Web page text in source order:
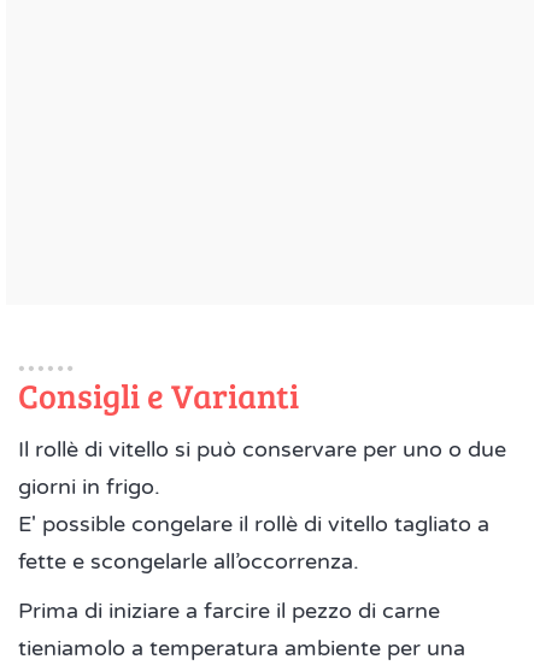
Consigli e Varianti
Il rollè di vitello si può conservare per uno o due
giorni in frigo.
E' possible congelare il rollè di vitello tagliato a
fette e scongelarle all’occorrenza.
Prima di iniziare a farcire il pezzo di carne
tieniamolo a temperatura ambiente per una